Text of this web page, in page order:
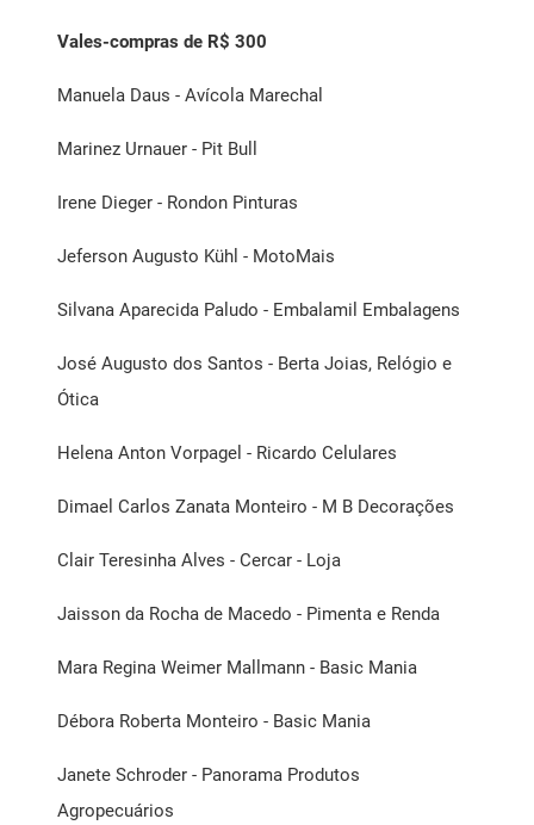
Vales-compras de R$ 300
Manuela Daus - Avícola Marechal
Marinez Urnauer - Pit Bull
Irene Dieger - Rondon Pinturas
Jeferson Augusto Kühl - MotoMais
Silvana Aparecida Paludo - Embalamil Embalagens
José Augusto dos Santos - Berta Joias, Relógio e
Ótica
Helena Anton Vorpagel - Ricardo Celulares
Dimael Carlos Zanata Monteiro - M B Decorações
Clair Teresinha Alves - Cercar - Loja
Jaisson da Rocha de Macedo - Pimenta e Renda
Mara Regina Weimer Mallmann - Basic Mania
Débora Roberta Monteiro - Basic Mania
Janete Schroder - Panorama Produtos
Agropecuários